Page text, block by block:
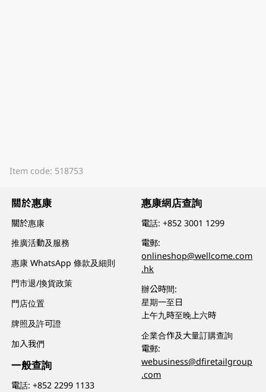
Item code: 518753
關於惠康
關於惠康
推廣活動及服務
惠康 WhatsApp 條款及細則
門市退/換貨政策
門店位置
牌照及許可證
加入我們
一般查詢
電話:+852 2299 1133
惠康網店查詢
電話:+852 3001 1299
電郵:
onlineshop@wellcome.com
.hk
辦公時間:
星期一至日
上午九時至晚上六時
企業合作及大量訂購查詢
電郵:
webusiness@dfiretailgroup
.com